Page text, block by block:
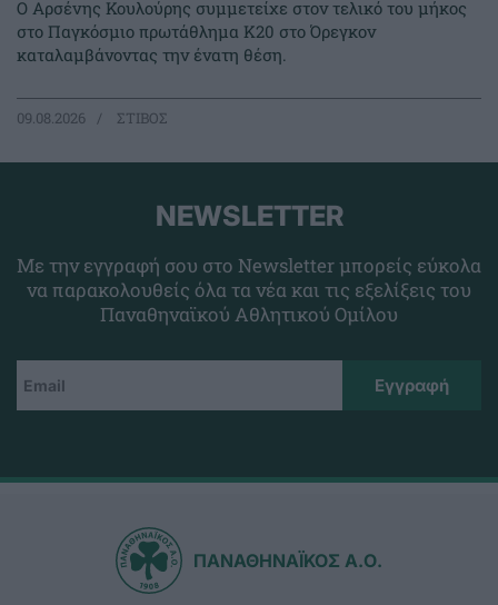
Ο Αρσένης Κουλούρης συμμετείχε στον τελικό του μήκος
στο Παγκόσμιο πρωτάθλημα Κ20 στο Όρεγκον
καταλαμβάνοντας την ένατη θέση.
09.08.2026 ΣΤΙΒΟΣ
NEWSLETTER
Με την εγγραφή σου στο Newsletter μπορείς εύκολα
να παρακολουθείς όλα τα νέα και τις εξελίξεις του
Παναθηναϊκού Αθλητικού Ομίλου
ΠΑΝΑΘΗΝΑΪΚΟΣ Α.Ο.